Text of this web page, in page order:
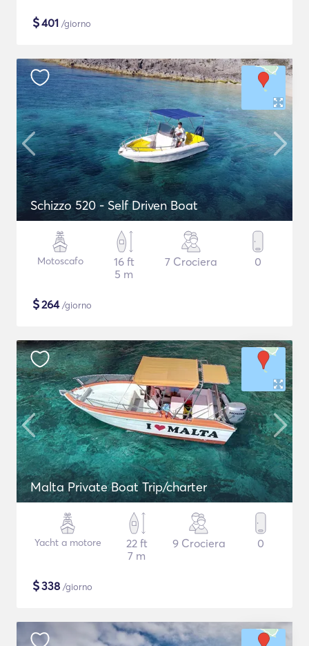
$401 /giorno
Schizzo 520 - Self Driven Boat
Motoscafo
16 ft
5 m
7 Crociera 0
$264/giorno
Malta Private Boat Trip/charter
Yacht a motore
22 ft
7 m
9 Crociera 0
$338 /giorno